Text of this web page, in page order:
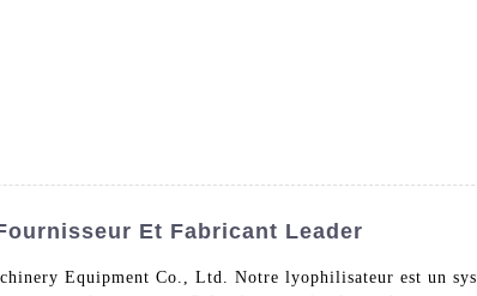
Et Fabricant Leader
Equipment Co., Ltd. Notre lyophilisateur est un